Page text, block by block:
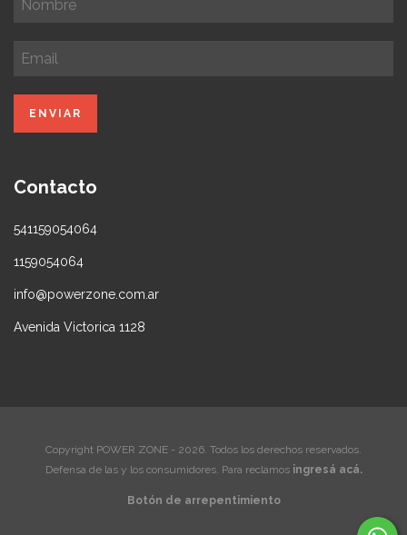
Contacto
541159054064
1159054064
info@powerzone.com.ar
Avenida Victorica 1128
Copyright POWER ZONE - 2026. Todos los derechos reservados.
Defensa de las y los consumidores. Para reclamos ingresá acá.
Botón de arrepentimiento